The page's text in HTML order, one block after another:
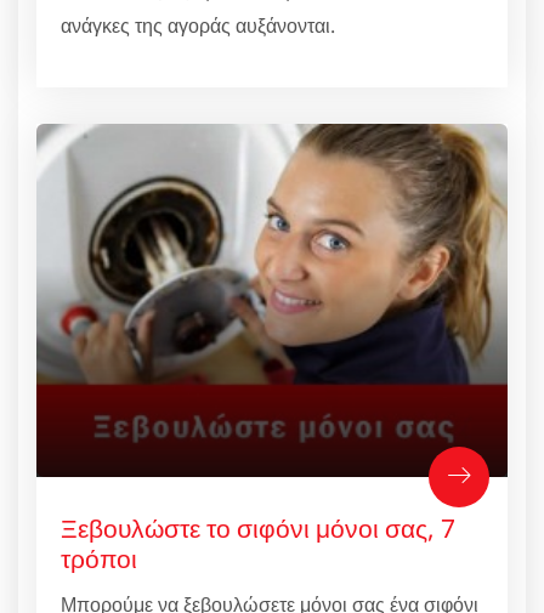
ανάγκες της αγοράς αυξάνονται.
Ξεβουλώστε το σιφόνι μόνοι σας, 7
τρόποι
Μπορούμε να ξεβουλώσετε μόνοι σας ένα σιφόνι